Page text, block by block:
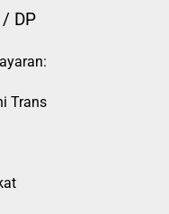
DP
Trans